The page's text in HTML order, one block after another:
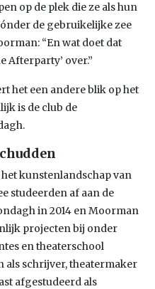
op de plek die ze als hun
de gebruikelijke zee
“En wat doet dat
Afterparty’ over.”
het een andere blik op het
is de club de
kunstenlandschap van
studeerden af aan de
in 2014 en Moorman
projecten bij onder
en theaterschool
als schrijver, theatermaker
afgestudeerd als